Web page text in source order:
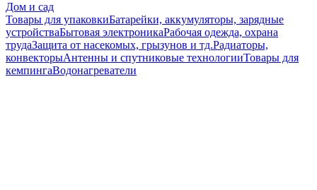
Дом и сад
Товары для упаковкиБатарейки, аккумуляторы, зарядные
устройстваБытовая электроникаРабочая одежда, охрана
трудаЗащита от насекомых, грызунов и тд.Радиаторы,
конвекторыАнтенны и спутниковые технологииТовары для
кемпингаВодонагреватели